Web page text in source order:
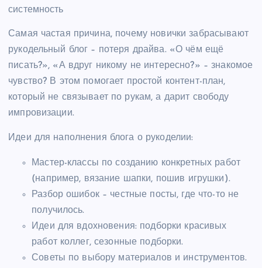
системность
Самая частая причина, почему новички забрасывают
рукодельный блог – потеря драйва. «О чём ещё
писать?», «А вдруг никому не интересно?» – знакомое
чувство? В этом помогает простой контент-план,
который не связывает по рукам, а дарит свободу
импровизации.
Идеи для наполнения блога о рукоделии:
Мастер-классы по созданию конкретных работ
(например, вязание шапки, пошив игрушки).
Разбор ошибок – честные посты, где что-то не
получилось.
Идеи для вдохновения: подборки красивых
работ коллег, сезонные подборки.
Советы по выбору материалов и инструментов.